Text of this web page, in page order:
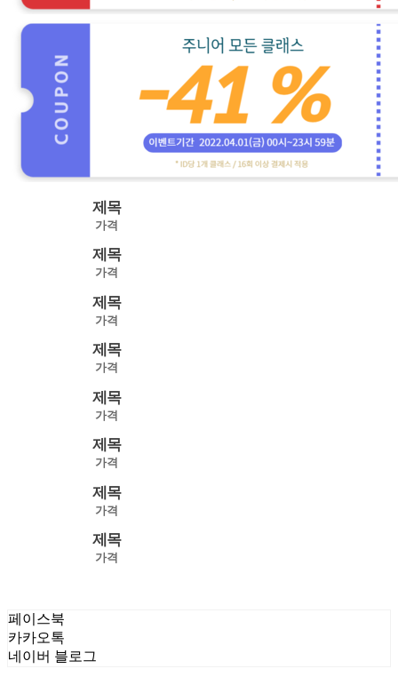
제목
가격
제목
가격
제목
가격
제목
가격
제목
가격
제목
가격
제목
가격
제목
가격
페이스북
카카오톡
네이버 블로그